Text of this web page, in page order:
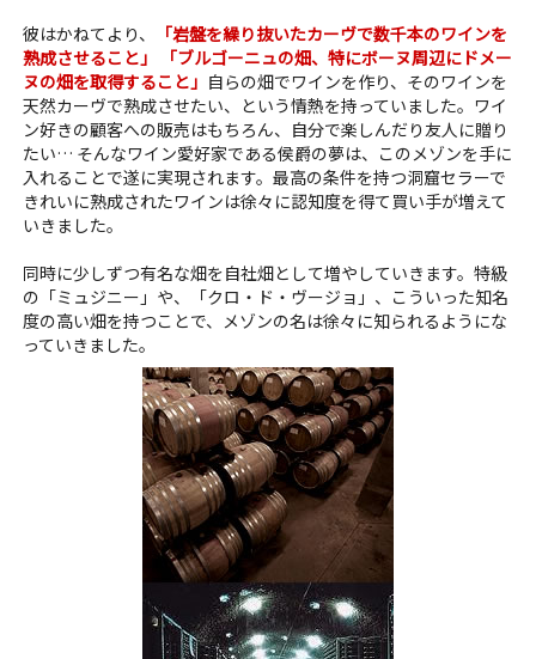
彼はかねてより、
「岩盤を繰り抜いたカーヴで数千本のワインを
熟成させること」 「ブルゴーニュの畑、特にボーヌ周辺にドメー
ヌの畑を取得すること」 自らの畑でワインを作り、そのワインを
天然カーヴで熟成させたい、という情熱を持っていました。ワイ
ン好きの顧客への販売はもちろん、自分で楽しんだり友人に贈り
たい… そんなワイン愛好家である侯爵の夢は、このメゾンを手に
入れることで遂に実現されます。最高の条件を持つ洞窟セラーで
きれいに熟成されたワインは徐々に認知度を得て買い手が増えて
いきました。
同時に少しずつ有名な畑を自社畑として増やしていきます。特級
の「ミュジニー」や、「クロ・ド・ヴージョ」、こういった知名
度の高い畑を持つことで、メゾンの名は徐々に知られるようにな
っていきました。